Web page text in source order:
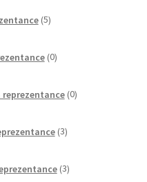
5izdelkov
0izdelkov
reprezentance 0izdelkov
3izdelki
3izdelki